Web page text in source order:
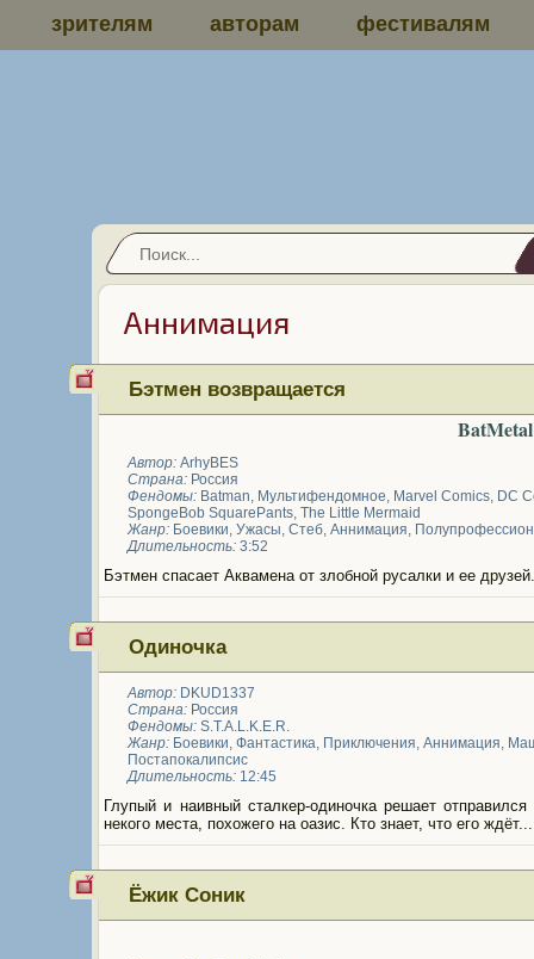
зрителям авторам фестивалям
Аннимация
Бэтмен возвращается
Автор: ArhyBES
Страна: Россия
Фендомы: Batman, Мультифендомное, Marvel Comics, DC
SpongeBob SquarePants, The Little Mermaid
Жанр: Боевики, Ужасы, Стеб, Аннимация,
Длительность: 3:52
Бэтмен спасает Аквамена от злобной русалки и ее друзей.
Одиночка
Автор: DKUD1337
Страна: Россия
Фендомы: S.T.A.L.K.E.R.
Жанр: Боевики, Фантастика, Приключения, Аннимация,
Постапокалипсис
Длительность: 12:45
Глупый и наивный сталкер-одиночка решает отправился
некого места, похожего на оазис. Кто знает, что его ждёт...
Ёжик Соник